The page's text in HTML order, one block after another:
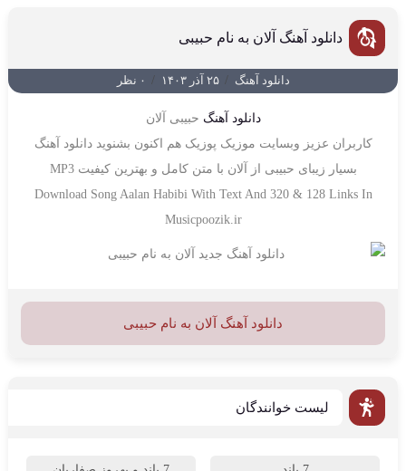
دانلود آهنگ آلان به نام حبیبی
دانلود آهنگ / ۲۵ آذر ۱۴۰۳ / ۰ نظر
دانلود آهنگ حبیبی آلان
کاربران عزیز وبسایت موزیک پوزیک هم اکنون بشنوید دانلود آهنگ
بسیار زیبای حبیبی از آلان با متن کامل و بهترین کیفیت MP3
Download Song Aalan Habibi With Text And 320 & 128 Links In
Musicpoozik.ir
دانلود آهنگ آلان به نام حبیبی
لیست خوانندگان